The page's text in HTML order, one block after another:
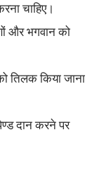
चाहिए।
और भगवान को
तिलक किया जाना
दान करने पर